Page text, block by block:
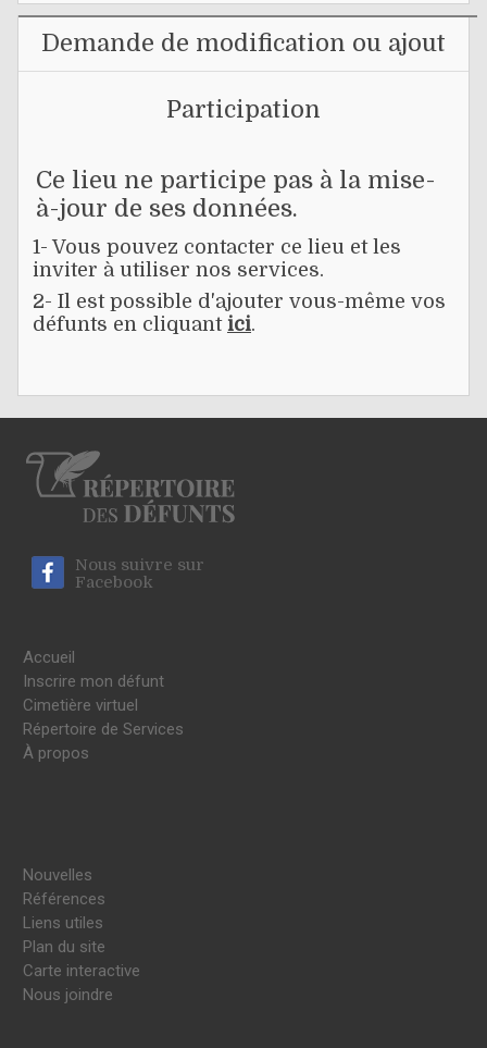
Demande de modification ou ajout
Participation
Ce lieu ne participe pas à la mise-
à-jour de ses données.
1- Vous pouvez contacter ce lieu et les
inviter à utiliser nos services.
2- Il est possible d'ajouter vous-même vos
défunts en cliquant ici.
Nous suivre sur
Facebook
Accueil
Inscrire mon défunt
Cimetière virtuel
Répertoire de Services
À propos
Nouvelles
Références
Liens utiles
Plan du site
Carte interactive
Nous joindre